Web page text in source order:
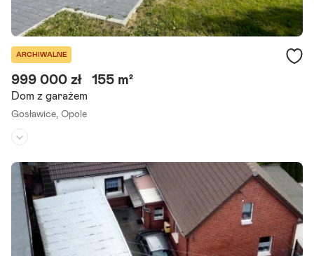
ARCHIWALNE
Dom z garażem
Gosławice, Opole
999 000 zł 155 m²
Liczba pokoi:7
Powierzchnia działki:480 m²
Zapraszam do zapoznania się z ofertą sprzedaży nowoczesnego d
omu w zabudowie bliźniaczej, położonego w doskonałej lokalizacji,
w pobliżu obwodnicy północnej miasta Opole.